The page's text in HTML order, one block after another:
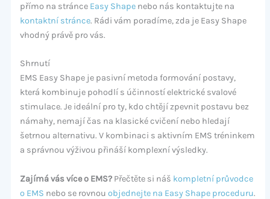
přímo na stránce Easy Shapenebo nás kontaktujte na
kontaktní stránce. Rádi vám poradíme, zda je Easy Shape
vhodný právě pro vás.
Shrnutí
EMS Easy Shape je pasivní metoda formování postavy,
která kombinuje pohodlí s účinností elektrické svalové
stimulace. Je ideální pro ty, kdo chtějí zpevnit postavu bez
námahy, nemají čas na klasické cvičení nebo hledají
šetrnou alternativu. V kombinaci s aktivním EMS tréninkem
a správnou výživou přináší komplexní výsledky.
Zajímá vás více o EMS?Přečtěte si náš kompletní průvodce
o EMS nebo se rovnou objednejte na Easy Shape proceduru.